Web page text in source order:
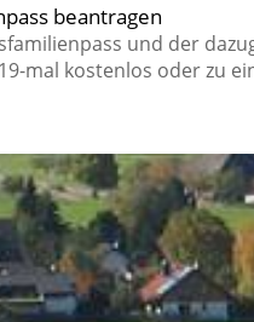
beantragen
und der
mal kostenlos oder zu